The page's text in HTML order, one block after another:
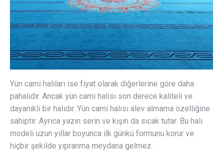
Yün cami halıları ise fiyat olarak diğerlerine göre daha
pahalıdır. Ancak yün cami halısı son derece kaliteli ve
dayanıklı bir halıdır. Yün cami halısı alev almama özelliğine
sahiptir. Ayrıca yazın serin ve kışın da sıcak tutar. Bu halı
modeli uzun yıllar boyunca ilk günkü formunu korur ve
hiçbir şekilde yıpranma meydana gelmez.